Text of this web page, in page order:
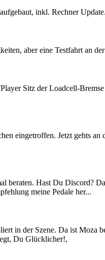
inkl. Rechner
aber eine Testfahrt an
Sitz der Loadcell-
eingetroffen. Jetzt gehts
beraten. Hast Du Discord?
meine Pedale her...
in der Szene. Da ist Moza
Du Glücklicher!,